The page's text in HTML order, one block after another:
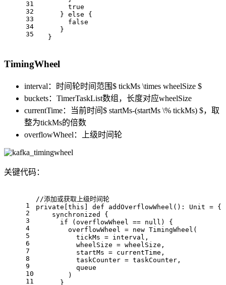
31
32
33
34
35
true
      }
else {
false
      }
   }
TimingWheel
interval：时间轮时间范围$ tickMs \times wheelSize $
buckets：TimerTaskList数组，长度对应wheelSize
currentTime：当前时间$ startMs-(startMs \% tickMs) $，取
整为tickMs的倍数
overflowWheel：上级时间轮
关键代码：
1
2
3
4
5
6
7
8
9
10
11
//添加或获取上级时间轮
private this def addOverflowWheel (): Unit = {
    synchronized {
if (overflowWheel == null ) {
        overflowWheel =
new TimingWheel (
          tickMs = interval,
          wheelSize = wheelSize,
          startMs = currentTime,
          taskCounter = taskCounter,
          queue
        )
      }